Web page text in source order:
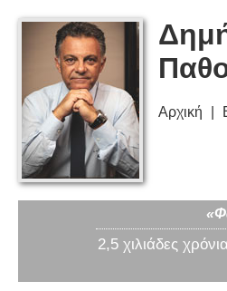
Αρχική
2,5 χιλιάδες